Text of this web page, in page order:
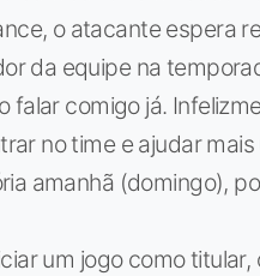
o atacante espera
da equipe na
falar comigo já.
no time e ajudar
amanhã (domingo),
um jogo como